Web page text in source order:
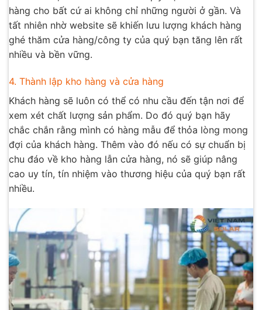
hàng cho bất cứ ai không chỉ những người ở gần. Và
tất nhiên nhờ website sẽ khiến lưu lượng khách hàng
ghé thăm cửa hàng/công ty của quý bạn tăng lên rất
nhiều và bền vững.
4. Thành lập kho hàng và cửa hàng
Khách hàng sẽ luôn có thể có nhu cầu đến tận nơi để
xem xét chất lượng sản phẩm. Do đó quý bạn hãy
chắc chắn rằng mình có hàng mẫu để thỏa lòng mong
đợi của khách hàng. Thêm vào đó nếu có sự chuẩn bị
chu đáo về kho hàng lẫn cửa hàng, nó sẽ giúp nâng
cao uy tín, tín nhiệm vào thương hiệu của quý bạn rất
nhiều.